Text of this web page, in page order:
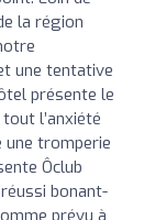
la région
une tentative
présente le
l’anxiété
une tromperie
Ôclub
bonant-
prévu à